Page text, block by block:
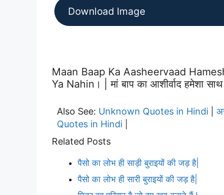
Download Image
Maan Baap Ka Aasheervaad
Ya Nahin। | मां बाप का आशीर्वाद हमेशा साथ
Also See: Unknown Quotes in Hindi
Quotes in Hindi
Related Posts
पैसो का लोभ ही साड़ी बुराइयों की जड़ है|
पैसो का लोभ ही सारी बुराइयों की जड़ है|